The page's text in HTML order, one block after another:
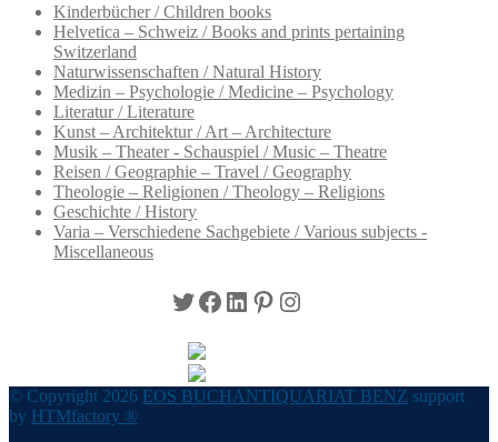
Kinderbücher / Children books
Helvetica – Schweiz / Books and prints pertaining
Switzerland
Naturwissenschaften / Natural History
Medizin – Psychologie / Medicine – Psychology
Literatur / Literature
Kunst – Architektur / Art – Architecture
Musik – Theater - Schauspiel / Music – Theatre
Reisen / Geographie – Travel / Geography
Theologie – Religionen / Theology – Religions
Geschichte / History
Varia – Verschiedene Sachgebiete / Various subjects -
Miscellaneous
Twitter
Facebook
LinkedIn
Pinterest
Instagram
© Copyright 2026 EOS BUCHANTIQUARIAT BENZ support
by HTMfactory ®